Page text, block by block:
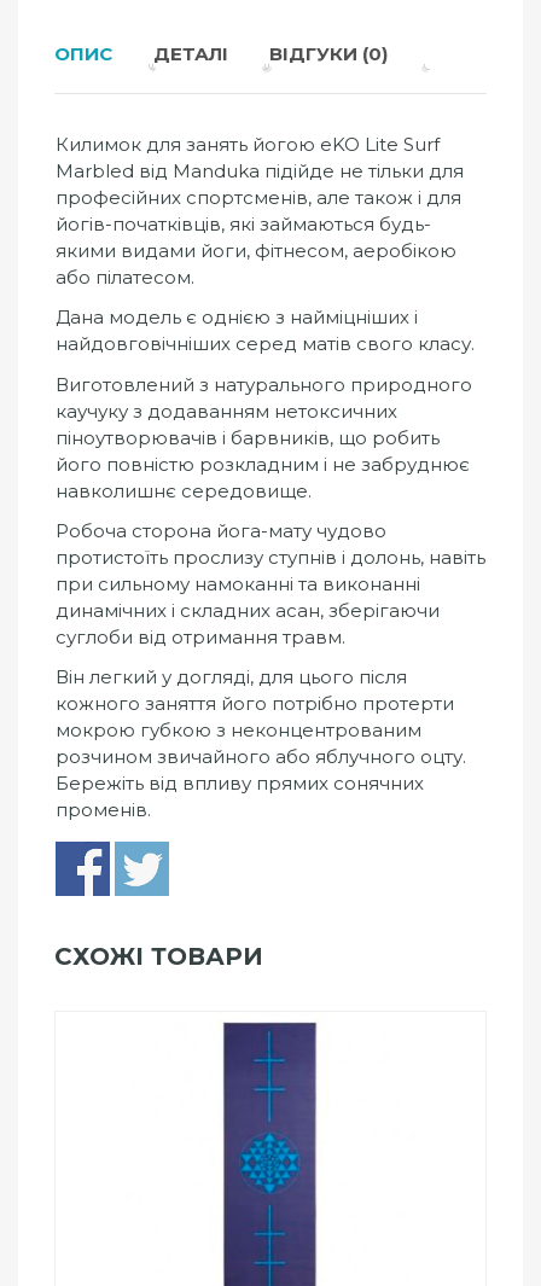
ОПИС ДЕТАЛІ ВІДГУКИ (0)
Килимок для занять йогою eKO Lite Surf
Marbled від Manduka підійде не тільки для
професійних спортсменів, але також і для
йогів-початківців, які займаються будь-
якими видами йоги, фітнесом, аеробікою
або пілатесом.
Дана модель є однією з найміцніших і
найдовговічніших серед матів свого класу.
Виготовлений з натурального природного
каучуку з додаванням нетоксичних
піноутворювачів і барвників, що робить
його повністю розкладним і не забруднює
навколишнє середовище.
Робоча сторона йога-мату чудово
протистоїть прослизу ступнів і долонь, навіть
при сильному намоканні та виконанні
динамічних і складних асан, зберігаючи
суглоби від отримання травм.
Він легкий у догляді, для цього після
кожного заняття його потрібно протерти
мокрою губкою з неконцентрованим
розчином звичайного або яблучного оцту.
Бережіть від впливу прямих сонячних
променів.
СХОЖІ ТОВАРИ
ПРИДБАТИ
Add to Wishlist